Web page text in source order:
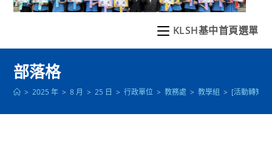
KLSH基中首頁選單
部落格
> 2025 年 > 8 月 > 25 日 > 行政單位 > 教務處 > 教學組 > [活動轉知]